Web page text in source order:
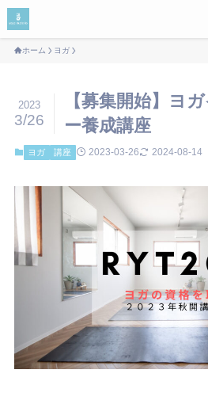
ホーム ヨガ
【募集開始】ヨ
ー養成講座
2023
3/26
ヨガ 講座 2023-03-26 2024-08-14